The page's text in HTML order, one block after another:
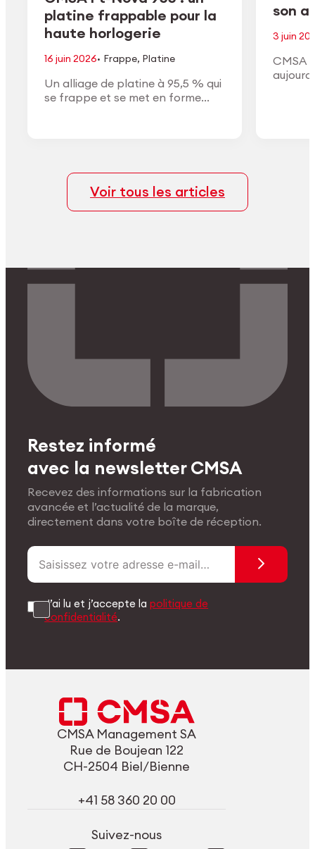
platine frappable pour la
haute horlogerie
16 juin 2026· Frappe, Platine
Un alliage de platine à 95,5 % qui
se frappe et se met en forme
son
3 juin
CMSA
Voir tous les articles
Restez informé
avec la newsletter CMSA
Recevez des informations sur la fabrication
avancée et l’actualité de la marque,
directement dans votre boîte de réception.
J’ai lu et j’accepte lapolitique de
confidentialité.
CMSA Management SA
Rue de Boujean 122
CH-2504 Biel/Bienne
+41 58 360 20 00
Suivez-nous